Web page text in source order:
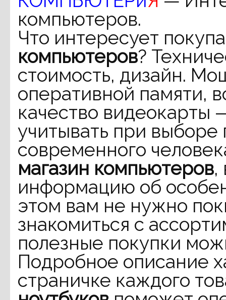
компьютеров.
Что интересует
компьютеров?
стоимость, дизайн.
оперативной памяти,
качество видеокарты
учитывать при
современного
магазин компьютеров,
информацию об
этом вам не нужно
знакомиться с
полезные покупки
Подробное описание
страничке каждого